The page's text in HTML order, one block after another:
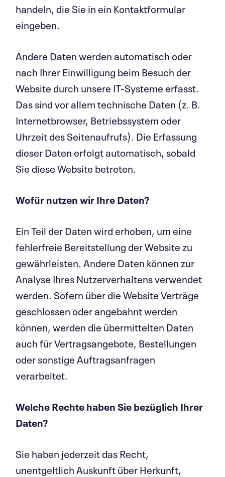
handeln, die Sie in ein Kontaktformular
eingeben.
Andere Daten werden automatisch oder
nach Ihrer Einwilligung beim Besuch der
Website durch unsere IT-Systeme erfasst.
Das sind vor allem technische Daten (z. B.
Internetbrowser, Betriebssystem oder
Uhrzeit des Seitenaufrufs). Die Erfassung
dieser Daten erfolgt automatisch, sobald
Sie diese Website betreten.
Wofür nutzen wir Ihre Daten?
Ein Teil der Daten wird erhoben, um eine
fehlerfreie Bereitstellung der Website zu
gewährleisten. Andere Daten können zur
Analyse Ihres Nutzerverhaltens verwendet
werden. Sofern über die Website Verträge
geschlossen oder angebahnt werden
können, werden die übermittelten Daten
auch für Vertragsangebote, Bestellungen
oder sonstige Auftragsanfragen
verarbeitet.
Welche Rechte haben Sie bezüglich Ihrer
Daten?
Sie haben jederzeit das Recht,
unentgeltlich Auskunft über Herkunft,